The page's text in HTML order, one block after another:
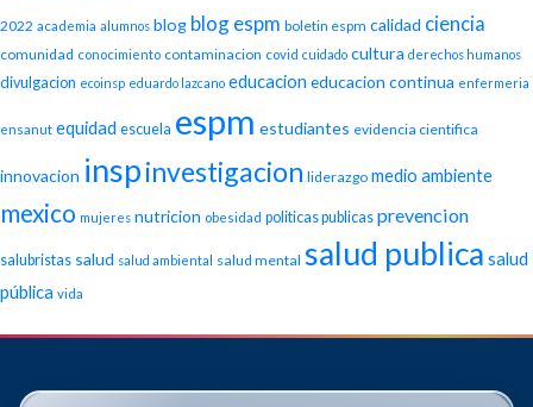
2022 academia alumnos blog blog espm boletin espm calidad ciencia
comunidad conocimiento contaminacion covid cuidado cultura derechos humanos
divulgacion ecoinsp eduardo lazcano educacion educacion continua enfermeria
ensanut equidad escuela espm estudiantes evidencia cientifica
innovacion inspinvestigacion liderazgo medio ambiente
mexico mujeres nutricion obesidad politicas publicas prevencion
salubristas salud salud ambiental salud mental salud publica salud
pública vida